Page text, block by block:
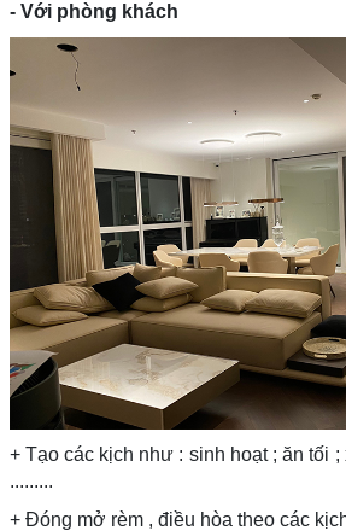
- Với phòng khách
+ Tạo các kịch như : sinh hoạt ; ăn tối
.........
+ Đóng mở rèm , điều hòa theo các